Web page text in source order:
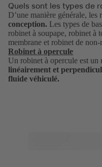
Quels sont les types de
D’une manière générale, les
conception. Les types de
robinet à soupape, robinet à
membrane et robinet de non-
Robinet à opercule
Un robinet à opercule est un
linéairement et
fluide véhiculé.